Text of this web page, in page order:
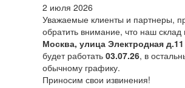
2 июля 2026
Уважаемые клиенты и партнеры,
обратить внимание, что наш склад
Москва, улица Электродная д.11
будет работать 03.07.26, в
обычному графику.
Приносим свои извинения!